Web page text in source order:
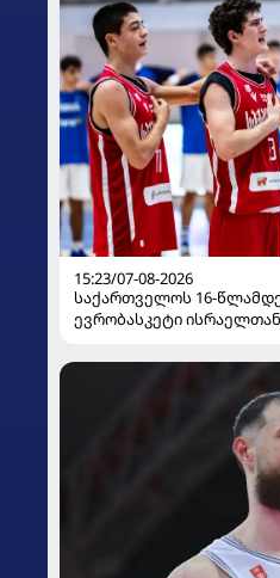
15:23/07-08-2026
საქართველოს 16-
ევრობასკეტი